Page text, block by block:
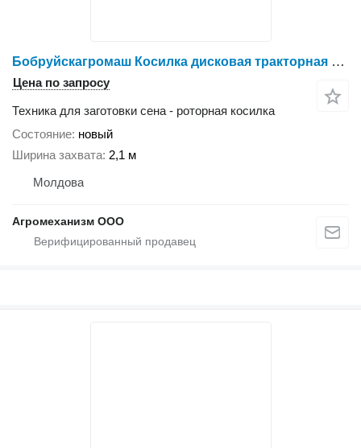
Бобруйскагромаш Косилка дисковая тракторная навесная КДН-210
Цена по запросу
Техника для заготовки сена - роторная косилка
Состояние новый
Ширина захвата 2,1 м
Молдова
Агромеханизм ООО